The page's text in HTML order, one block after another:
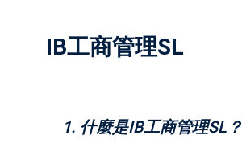
IB工商管理SL
1. 什麼是IB工商管理SL？